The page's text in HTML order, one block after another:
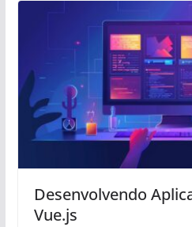
Desenvolvendo
Vue.js